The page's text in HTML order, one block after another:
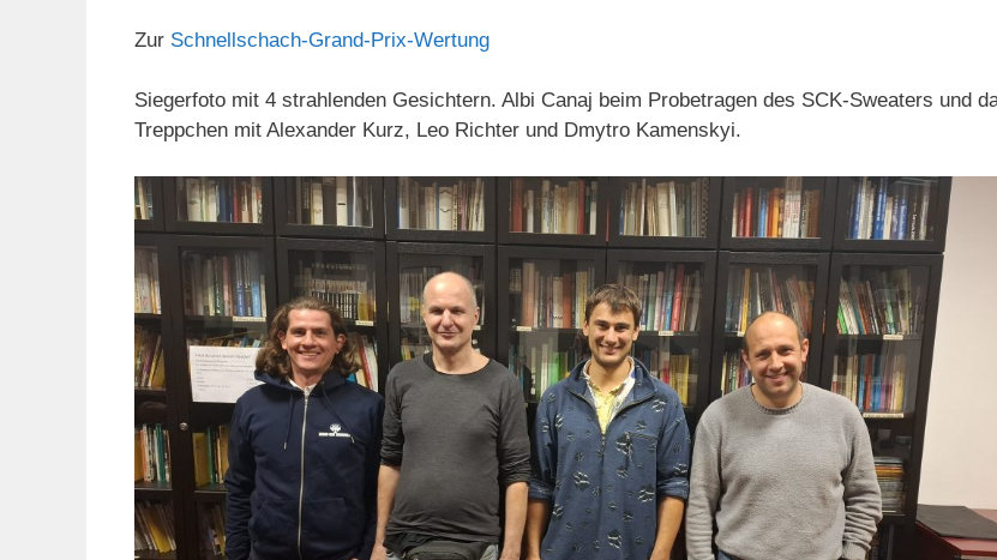
Zur Schnellschach-Grand-Prix-Wertung
Siegerfoto mit 4 strahlenden Gesichtern. Albi Canaj beim Probetragen des SCK-Sweaters und
Treppchen mit Alexander Kurz, Leo Richter und Dmytro Kamenskyi.